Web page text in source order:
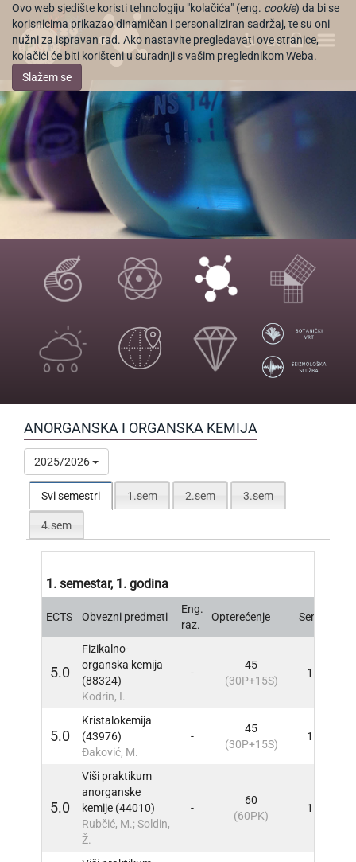
Ovo web sjedište koristi tehnologiju "kolačića" (eng. cookie) da bi se
korisnicima prikazao dinamičan i personaliziran sadržaj, te su oni
nužni za ispravan rad. Ako nastavite pregledavati ove stranice,
kolačići će biti korišteni u suradnji s vašim preglednikom Weba.
Slažem se
EN
ANORGANSKA I ORGANSKA KEMIJA
2025/2026
Svi semestri 1.sem 2.sem 3.sem
4.sem
1. semestar, 1. godina
ECTS Obvezni predmeti
Eng.
raz.
Opterećenje Sem
5.0
Fizikalno-
organska kemija
(88324)
Kodrin, I.
-
45
(30P+15S)
1
5.0
Kristalokemija
(43976)
Đaković, M.
-
45
(30P+15S)
1
5.0
Viši praktikum
anorganske
kemije (44010)
Rubčić, M.; Soldin,
Ž.
-
60
(60PK)
1